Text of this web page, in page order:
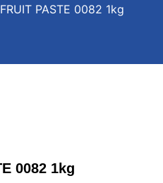
PASTE 0082 1kg
0082 1kg